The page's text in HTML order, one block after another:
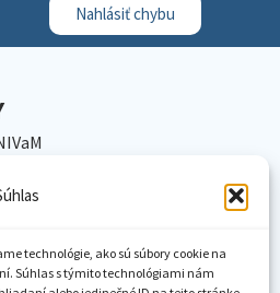
technológie, ako sú súbory cookie na
Súhlas s týmito technológiami nám
Nahlásiť chybu